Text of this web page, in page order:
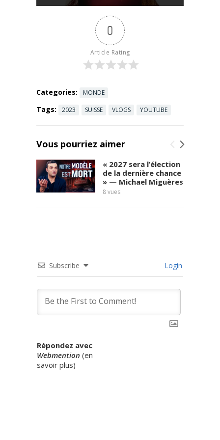
maire de
élèves du
primaire.
more
0
Article Rating
Categories: MONDE
Tags: 2023 SUISSE VLOGS YOUTUBE
Vous pourriez aimer
« 2027 sera l’élection
de la dernière chance
» — Michael Miguères
8vues
Subscribe Login
Répondez avec
Webmention (en
savoir plus)